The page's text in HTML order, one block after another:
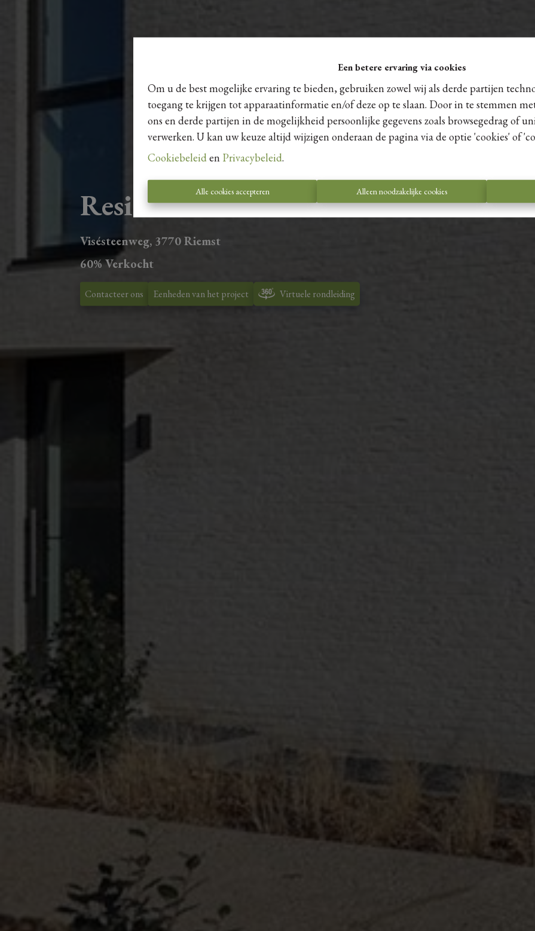
Een betere ervaring via cookies
Om u de best mogelijke ervaring te bieden, gebruiken zowel wij als derde partijen
toegang te krijgen tot apparaatinformatie en/of deze op te slaan. Door in te stemmen
ons en derde partijen in de mogelijkheid persoonlijke gegevens zoals browsegedrag of
verwerken. U kan uw keuze altijd wijzigen onderaan de pagina via de optie 'cookies' of
Cookiebeleid en Privacybeleid.
Alle cookies accepteren Alleen noodzakelijke cookies
Residentie Visa Versa
Visésteenweg, 3770 Riemst
60% Verkocht
Contacteer ons Eenheden van het project Virtuele rondleiding